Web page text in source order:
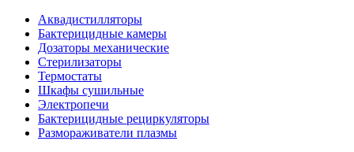
Аквадистилляторы
Бактерицидные камеры
Дозаторы механические
Стерилизаторы
Термостаты
Шкафы сушильные
Электропечи
Бактерицидные рециркуляторы
Размораживатели плазмы